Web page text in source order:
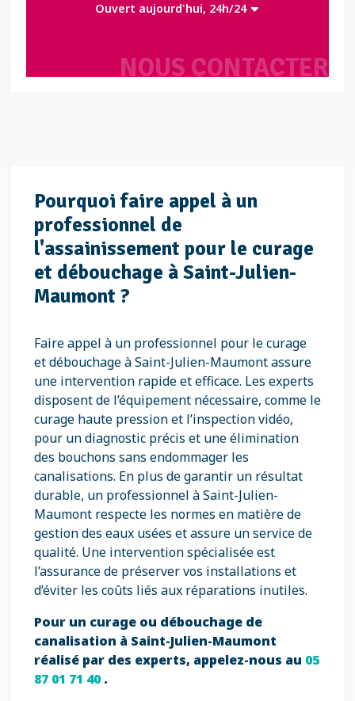
NOUS CONTACTER
Ouvert aujourd'hui, 24h/24
Pourquoi faire appel à un
professionnel de
l'assainissement pour le curage
et débouchage à Saint-Julien-
Maumont ?
Faire appel à un professionnel pour le curage
et débouchage à Saint-Julien-Maumont assure
une intervention rapide et efficace. Les experts
disposent de l’équipement nécessaire, comme le
curage haute pression et l’inspection vidéo,
pour un diagnostic précis et une élimination
des bouchons sans endommager les
canalisations. En plus de garantir un résultat
durable, un professionnel à Saint-Julien-
Maumont respecte les normes en matière de
gestion des eaux usées et assure un service de
qualité. Une intervention spécialisée est
l’assurance de préserver vos installations et
d’éviter les coûts liés aux réparations inutiles.
Pour un curage ou débouchage de
canalisation à Saint-Julien-Maumont
réalisé par des experts, appelez-nous au 05
87 01 71 40.